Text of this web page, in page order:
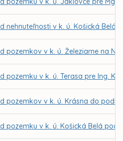
nehnuteľnosti v k. ú. Košická Belá
pozemkov v k. ú. Železiarne na
pozemku v k. ú. Terasa pre Ing.
pozemkov v k. ú. Krásna do
pozemku v k. ú. Košická Belá